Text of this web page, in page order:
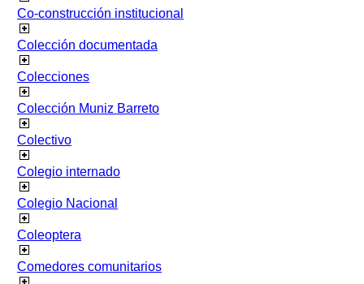
Co-construcción institucional
Colección documentada
Colecciones
Colección Muniz Barreto
Colectivo
Colegio internado
Colegio Nacional
Coleoptera
Comedores comunitarios